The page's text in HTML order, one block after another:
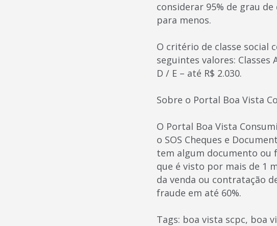
considerar 95% de grau
para menos.
O critério de classe social
seguintes valores: Classes
D / E – até R$ 2.030.
Sobre o Portal Boa Vista
O Portal Boa Vista
o SOS Cheques e
tem algum documento ou
que é visto por mais de 1
da venda ou contratação
fraude em até 60%.
Tags: boa vista scpc, boa